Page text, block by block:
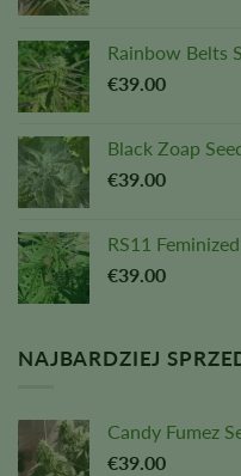
Rainbow Belts
€39.00
Black Zoap
€39.00
RS11
€39.00
NAJBARDZIEJ
Candy Fumez
€39.00